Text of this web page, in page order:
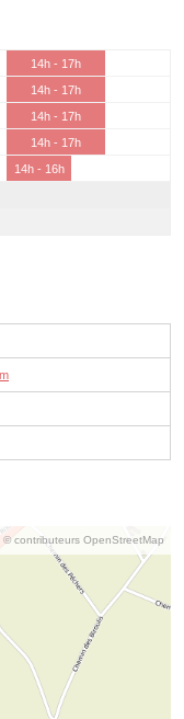
14h - 17h
14h - 17h
14h - 17h
14h - 17h
14h - 16h
© contributeurs OpenStreetMap